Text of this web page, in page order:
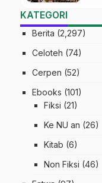
KATEGORI
Berita (2,297)
Celoteh (74)
Cerpen (52)
Ebooks (101)
Fiksi (21)
Ke NU an (26)
Kitab (6)
Non Fiksi (46)